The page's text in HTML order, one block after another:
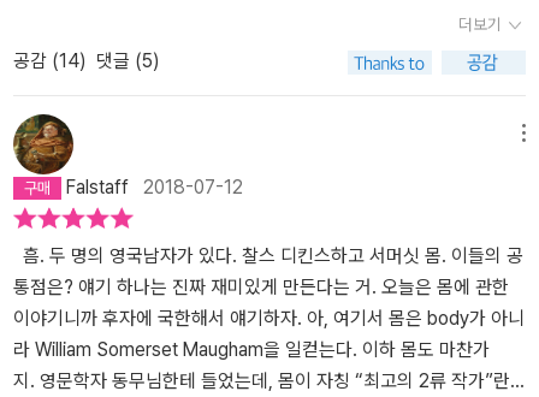
여자가 외도를 하면 집을 나간다는 말이 있다. 불륜을 저지르는 여자
는 정열적이다. 적당히 즐기다 말 사랑이라면 모험을 시작하지도 않
는 것이다. 다른 사람을 사랑하게 된 여자는 그 누구보다 남편을 혐오
하고, 단 한번도 남편을 사랑한적이 없으며, 따라서 자신은 몹시 불행
하다라고 스스로를 합리화한다. 아니, 어쩌면 남편을 사랑한 적이 없
기 때문에 밖에서 사랑을 찾는지도 모르겠다. 어쨌든 한 집에서 같이
사는 남자에게 사랑 대신 경멸을 느끼는 불행 속에 찾아든 사랑이라
니, 그 무엇이 아까울까. 당신은 사랑이 뭔지 몰라. 찰스와 내가 서로
를 얼마나 간절하게 사랑하는지 짐작조차 못할걸. 중요한 건 바로 그
것뿐이에요. 우리의 사랑을 위한 희생쯤은 식은죽 먹기에요. 어리석
고 경박하며 머리가 텅비도록 사교밖에 즐길 줄 모르게 길들여져 왔
던 그시대의 일반적인 여자인 키티가 콜레라로 온통 죽음의 도시가
망을 자극하는 매력남 찰스와 불륜관계에 빠진다.이야기는 이 둘의
불륜 현장에서 키티가 어떤 인기척을 느끼며 깜짝 놀라는 장면에서
시작한다.첫 장면, 첫 문장부터 흥미진진하다. 그녀가 깜짝 놀라 소리
를 질렀다. (p.15) 모든 불륜이 그렇듯 남편 월터가 알게 되고 매력넘
치던 불륜남은 역시나 본색을 드러낸다. 월터는 자신을 배신한 키티
에 대한 복수로 콜레라가 창궐한 중국 오지마을에 책임자로 자원한
다. 만약 키티가 따라가지 않겠다면 불륜으로 고소를 하겠다는 월터
의 협박에 키티도 함께 갈 수밖에 없다. 그리고 이야기는 오색의 베일
painted veil 처럼 다채롭게 전개된다. 허영으로 가득찬 키티라는 여
인이 남편에게 불륜을 들키고 질병과 죽음이 도사리고 있는 낯선 오
지에 가서 다양한 인간의 삶을 체험하고 그 과정에서 자신이 그동안
얼마나 어리석고 부끄러운 삶을 살았는지 깨닫는다는게 이 소설의 간
더보기
공감 (14) 댓글 (5)
Falstaff 2018-07-12
흠. 두 명의 영국남자가 있다. 찰스 디킨스하고 서머싯 몸. 이들의 공
통점은? 얘기 하나는 진짜 재미있게 만든다는 거. 오늘은 몸에 관한
이야기니까 후자에 국한해서 얘기하자. 아, 여기서 몸은 body가 아니
라 William Somerset Maugham을 일컫는다. 이하 몸도 마찬가
지. 영문학자 동무님한테 들었는데, 몸이 자칭 “최고의 2류 작가”란